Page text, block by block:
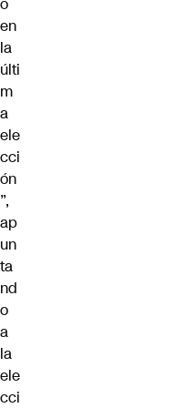
en
la
últi
m
a
ele
cci
ón
”,
ap
un
ta
nd
o
a
la
ele
cci